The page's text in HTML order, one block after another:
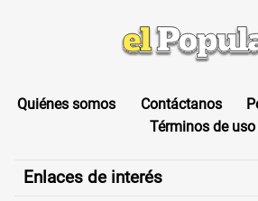
Quiénes somos Contáctanos
Términos de uso
Enlaces de interés